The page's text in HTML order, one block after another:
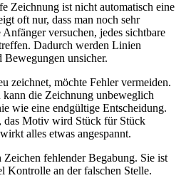
Zeichnung ist nicht automatisch eine
oft nur, dass man noch sehr
versuchen, jedes sichtbare
Dadurch werden Linien
unsicher.
zeichnet, möchte Fehler vermeiden.
kann die Zeichnung unbeweglich
wie eine endgültige Entscheidung.
das Motiv wird Stück für Stück
alles etwas angespannt.
fehlender Begabung. Sie ist
Kontrolle an der falschen Stelle.